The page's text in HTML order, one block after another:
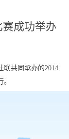
赛成功举办
联共同承办的2014